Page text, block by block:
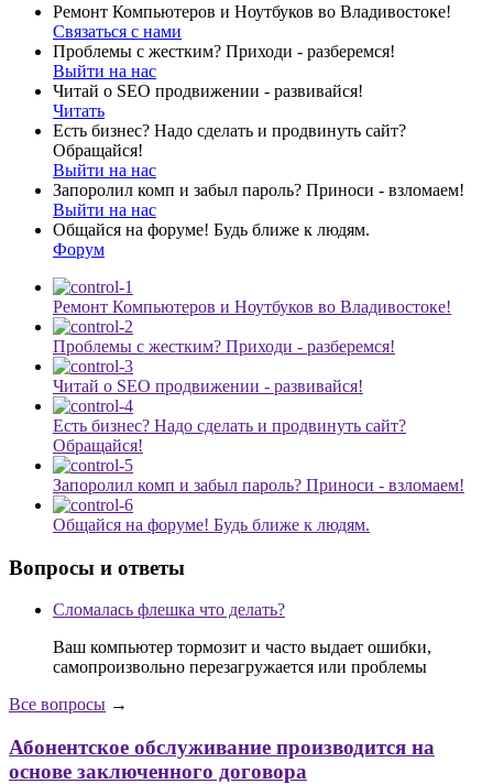
Ремонт Компьютеров и Ноутбуков во Владивостоке!
Связаться с нами
Проблемы с жестким? Приходи - разберемся!
Выйти на нас
Читай о SEO продвижении - развивайся!
Читать
Есть бизнес? Надо сделать и продвинуть сайт?
Обращайся!
Выйти на нас
Запоролил комп и забыл пароль? Приноси - взломаем!
Выйти на нас
Общайся на форуме! Будь ближе к людям.
Форум
Ремонт Компьютеров и Ноутбуков во Владивостоке!
Проблемы с жестким? Приходи - разберемся!
Читай о SEO продвижении - развивайся!
Есть бизнес? Надо сделать и продвинуть сайт?
Обращайся!
Запоролил комп и забыл пароль? Приноси - взломаем!
Общайся на форуме! Будь ближе к людям.
Вопросы и ответы
Сломалась флешка что делать?
Ваш компьютер тормозит и часто выдает ошибки,
самопроизвольно перезагружается или проблемы
Все вопросы →
Абонентское обслуживание производится на
основе заключенного договора